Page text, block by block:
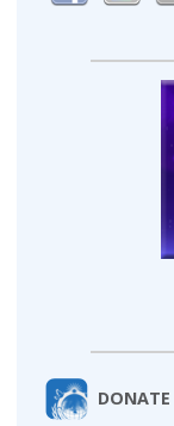
DONATE